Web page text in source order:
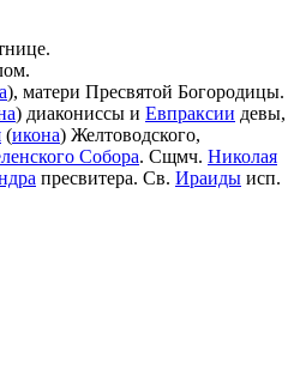
), матери Пресвятой Богородицы.
) диакониссы и Евпраксии девы,
(икона) Желтоводского,
Собора. Сщмч. Николая
пресвитера. Св. Ираиды исп.